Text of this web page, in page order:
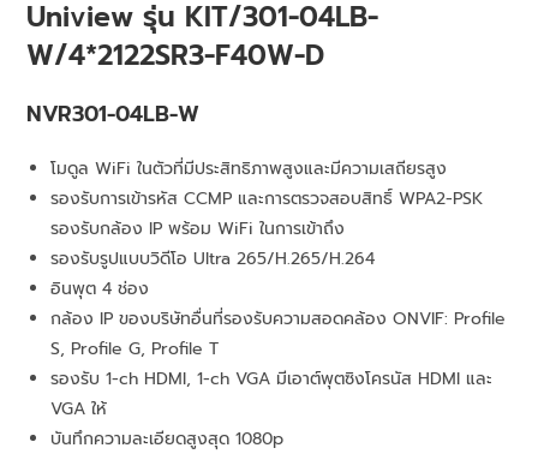
Uniview รุ่น KIT/301-04LB-
W/4*2122SR3-F40W-D
NVR301-04LB-W
โมดูล WiFi ในตัวที่มีประสิทธิภาพสูงและมีความเสถียรสูง
รองรับการเข้ารหัส CCMP และการตรวจสอบสิทธิ์ WPA2-PSK
รองรับกล้อง IP พร้อม WiFi ในการเข้าถึง
รองรับรูปแบบวิดีโอ Ultra 265/H.265/H.264
อินพุต 4 ช่อง
กล้อง IP ของบริษัทอื่นที่รองรับความสอดคล้อง ONVIF: Profile
S, Profile G, Profile T
รองรับ 1-ch HDMI, 1-ch VGA มีเอาต์พุตซิงโครนัส HDMI และ
VGA ให้
บันทึกความละเอียดสูงสุด 1080p